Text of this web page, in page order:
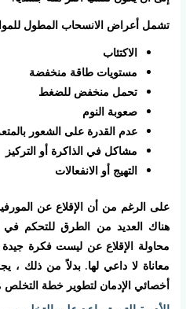
تشمل أعراض الانسحاب المطول للمواد
الاكتئاب
مستويات طاقة منخفضة
تحمل منخفض للضغط
صعوبة النوم
عدم القدرة على الشعور
مشاكل في الذاكرة أو التركيز
التهيج أو الانفعالات
على الرغم من أن الإقلاع عن
هناك العديد من الطرق للتحكم في
محاولة الإقلاع عن ليست فكرة جيدة
معاناة لا داعي لها. بدلاً من ذلك
أخصائي الإدمان لتطوير خطة